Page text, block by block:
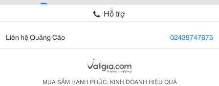
Hỗ trợ
Liên hệ Quảng Cáo 02439747875
MUA SẮM HẠNH PHÚC, KINH DOANH HIỆU QUẢ